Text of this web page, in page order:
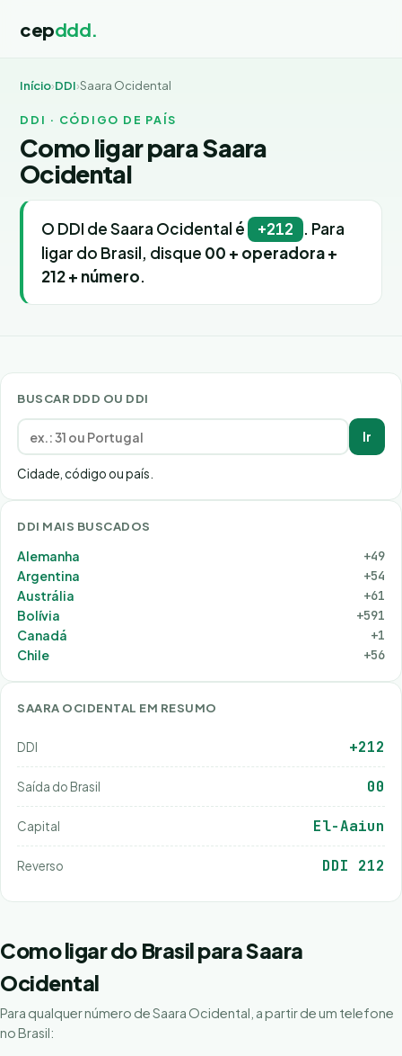
cepddd.
Início›DDI›Saara Ocidental
DDI · CÓDIGO DE PAÍS
Como ligar para Saara
Ocidental
O DDI de Saara Ocidental é +212
. Para
ligar do Brasil, disque 00 + operadora +
212 + número.
BUSCAR DDD OU DDI
Ir
Cidade, código ou país.
DDI MAIS BUSCADOS
Alemanha
+49
Argentina
+54
Austrália
+61
Bolívia
+591
Canadá
+1
Chile
+56
SAARA OCIDENTAL EM RESUMO
DDI +212
Saída do Brasil 00
Capital El-Aaiun
Reverso DDI 212
Como ligar do Brasil para Saara
Ocidental
Para qualquer número de Saara Ocidental, a partir de um telefone
no Brasil: